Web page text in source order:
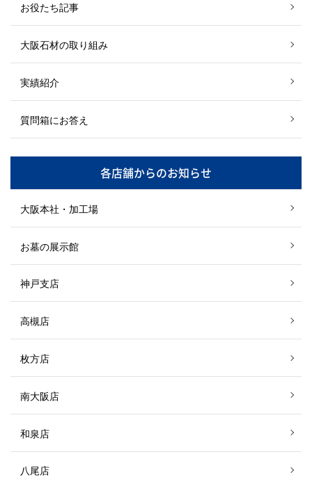
お役たち記事
大阪石材の取り組み
実績紹介
質問箱にお答え
各店舗からのお知らせ
大阪本社・加工場
お墓の展示館
神戸支店
高槻店
枚方店
南大阪店
和泉店
八尾店